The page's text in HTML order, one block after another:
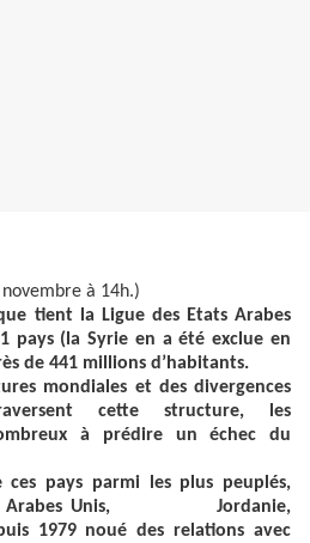
à 14h.)
tient la Ligue des Etats Arabes
pays (la Syrie en a été exclue en
de 441 millions d’habitants.
mondiales et des divergences
cette structure, les
à prédire un échec du
pays parmi les plus peuplés,
Arabes Unis, Jordanie,
1979 noué des relations avec